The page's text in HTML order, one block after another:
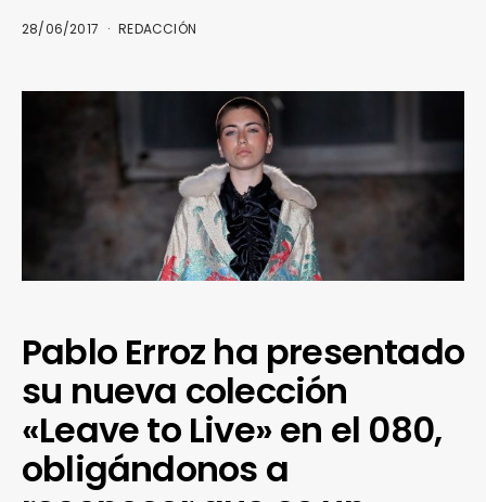
28/06/2017 REDACCIÓN
Pablo Erroz ha presentado
su nueva colección
«Leave to Live» en el 080,
obligándonos a